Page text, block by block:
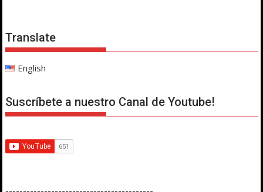
Translate
English
Suscríbete a nuestro Canal de Youtube!